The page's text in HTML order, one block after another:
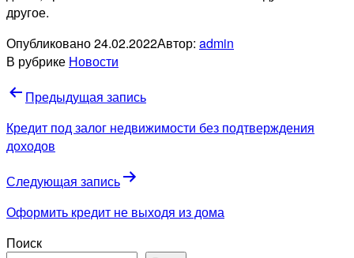
другое.
Опубликовано24.02.2022Автор: admin
В рубрике Новости
Навигация
по
записям
Предыдущая запись
Кредит под залог недвижимости без подтверждения
доходов
Следующая запись
Оформить кредит не выходя из дома
Поиск